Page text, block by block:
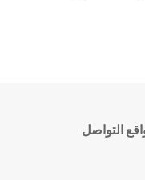
التواصل